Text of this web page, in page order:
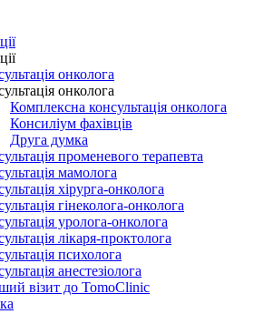
онколога
онколога
Комплексна консультація онколога
Консиліум фахівців
Друга думка
променевого терапевта
мамолога
хірурга-онколога
гінеколога-онколога
уролога-онколога
лікаря-проктолога
психолога
анестезіолога
візит до TomoClinic